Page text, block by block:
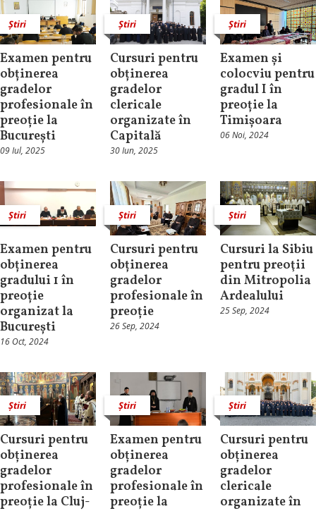
Știri
Examen pentru
obținerea
gradelor
profesionale în
preoție la
București
09 Iul, 2025
Știri
Cursuri pentru
obținerea
gradelor
clericale
organizate în
Capitală
30 Iun, 2025
Știri
Examen și
colocviu pentru
gradul I în
preoție la
Timișoara
06 Noi, 2024
Știri
Examen pentru
obținerea
gradului 1 în
preoție
organizat la
București
16 Oct, 2024
Știri
Cursuri pentru
obținerea
gradelor
profesionale în
preoție
26 Sep, 2024
Știri
Cursuri la Sibiu
pentru preoţii
din Mitropolia
Ardealului
25 Sep, 2024
Știri
Cursuri pentru
obținerea
gradelor
profesionale în
preoție la Cluj-
Știri
Examen pentru
obținerea
gradelor
profesionale în
preoție la
Știri
Cursuri pentru
obținerea
gradelor
clericale
organizate în